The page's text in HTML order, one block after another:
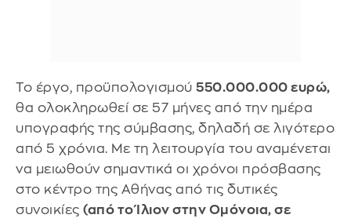
Το έργο, προϋπολογισμού 550.000.000 ευρώ,
θα ολοκληρωθεί σε 57 μήνες από την ημέρα
υπογραφής της σύμβασης, δηλαδή σε λιγότερο
από 5 χρόνια. Με τη λειτουργία του αναμένεται
να μειωθούν σημαντικά οι χρόνοι πρόσβασης
στο κέντρο της Αθήνας από τις δυτικές
συνοικίες (από το Ίλιον στην Ομόνοια, σε